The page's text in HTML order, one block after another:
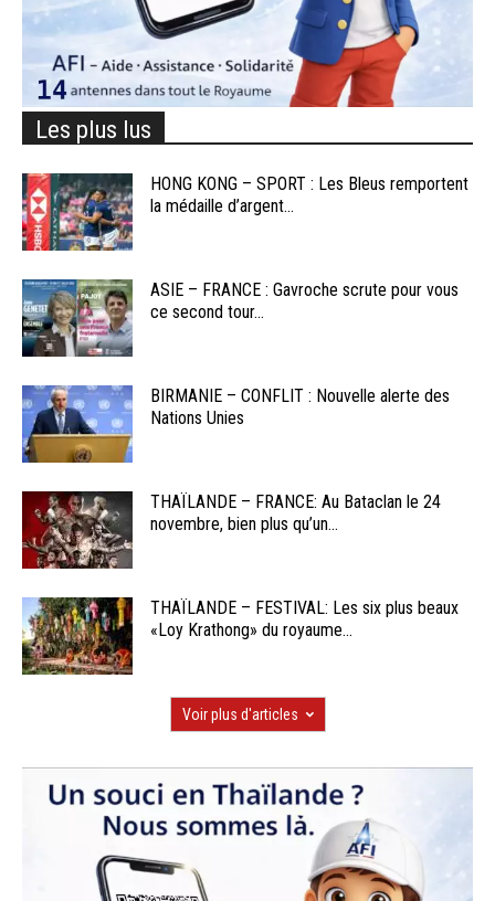
Les plus lus
HONG KONG – SPORT : Les Bleus remportent
la médaille d’argent...
ASIE – FRANCE : Gavroche scrute pour vous
ce second tour...
BIRMANIE – CONFLIT : Nouvelle alerte des
Nations Unies
THAÏLANDE – FRANCE: Au Bataclan le 24
novembre, bien plus qu’un...
THAÏLANDE – FESTIVAL: Les six plus beaux
«Loy Krathong» du royaume...
Voir plus d'articles